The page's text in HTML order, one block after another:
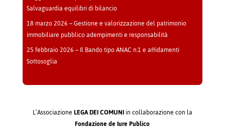
Salvaguardia equilibri di bilancio
18 marzo 2026 – Gestione e valorizzazione del patrimonio
immobiliare pubblico adempimenti e responsabilità
25 febbraio 2026 – Il Bando tipo ANAC n.1 e affidamenti
Sottosoglia
L’AssociazioneLEGA DEI COMUNIin collaborazione con la
Fondazione de Iure Publico